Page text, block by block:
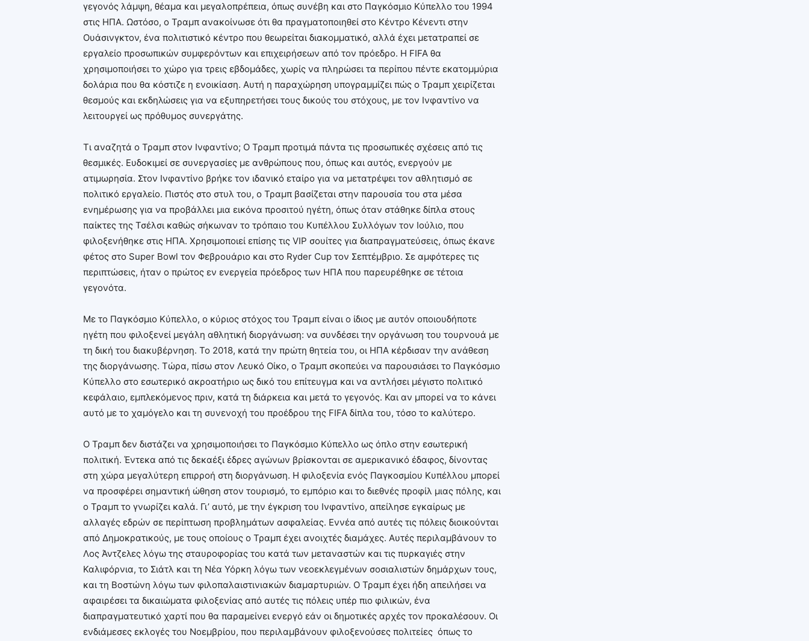
γεγονός λάμψη, θέαμα και μεγαλοπρέπεια, όπως συνέβη και στο Παγκόσμιο Κύπελλο του 1994
στις ΗΠΑ. Ωστόσο, ο Τραμπ ανακοίνωσε ότι θα πραγματοποιηθεί στο Κέντρο Κένεντι στην
Ουάσινγκτον, ένα πολιτιστικό κέντρο που θεωρείται διακομματικό, αλλά έχει μετατραπεί σε
εργαλείο προσωπικών συμφερόντων και επιχειρήσεων από τον πρόεδρο. Η FIFA θα
χρησιμοποιήσει το χώρο για τρεις εβδομάδες, χωρίς να πληρώσει τα περίπου πέντε εκατομμύρια
δολάρια που θα κόστιζε η ενοικίαση. Αυτή η παραχώρηση υπογραμμίζει πώς ο Τραμπ χειρίζεται
θεσμούς και εκδηλώσεις για να εξυπηρετήσει τους δικούς του στόχους, με τον Ινφαντίνο να
λειτουργεί ως πρόθυμος συνεργάτης.
Τι αναζητά ο Τραμπ στον Ινφαντίνο; Ο Τραμπ προτιμά πάντα τις προσωπικές σχέσεις από τις
θεσμικές. Ευδοκιμεί σε συνεργασίες με ανθρώπους που, όπως και αυτός, ενεργούν με
ατιμωρησία. Στον Ινφαντίνο βρήκε τον ιδανικό εταίρο για να μετατρέψει τον αθλητισμό σε
πολιτικό εργαλείο. Πιστός στο στυλ του, ο Τραμπ βασίζεται στην παρουσία του στα μέσα
ενημέρωσης για να προβάλλει μια εικόνα προσιτού ηγέτη, όπως όταν στάθηκε δίπλα στους
παίκτες της Τσέλσι καθώς σήκωναν το τρόπαιο του Κυπέλλου Συλλόγων τον Ιούλιο, που
φιλοξενήθηκε στις ΗΠΑ. Χρησιμοποιεί επίσης τις VIP σουίτες για διαπραγματεύσεις, όπως έκανε
φέτος στο Super Bowl τον Φεβρουάριο και στο Ryder Cup τον Σεπτέμβριο. Σε αμφότερες τις
περιπτώσεις, ήταν ο πρώτος εν ενεργεία πρόεδρος των ΗΠΑ που παρευρέθηκε σε τέτοια
γεγονότα.
Με το Παγκόσμιο Κύπελλο, ο κύριος στόχος του Τραμπ είναι ο ίδιος με αυτόν οποιουδήποτε
ηγέτη που φιλοξενεί μεγάλη αθλητική διοργάνωση: να συνδέσει την οργάνωση του τουρνουά με
τη δική του διακυβέρνηση. Το 2018, κατά την πρώτη θητεία του, οι ΗΠΑ κέρδισαν την ανάθεση
της διοργάνωσης. Τώρα, πίσω στον Λευκό Οίκο, ο Τραμπ σκοπεύει να παρουσιάσει το Παγκόσμιο
Κύπελλο στο εσωτερικό ακροατήριο ως δικό του επίτευγμα και να αντλήσει μέγιστο πολιτικό
κεφάλαιο, εμπλεκόμενος πριν, κατά τη διάρκεια και μετά το γεγονός. Και αν μπορεί να το κάνει
αυτό με το χαμόγελο και τη συνενοχή του προέδρου της FIFA δίπλα του, τόσο το καλύτερο.
Ο Τραμπ δεν διστάζει να χρησιμοποιήσει το Παγκόσμιο Κύπελλο ως όπλο στην εσωτερική
πολιτική. Έντεκα από τις δεκαέξι έδρες αγώνων βρίσκονται σε αμερικανικό έδαφος, δίνοντας
στη χώρα μεγαλύτερη επιρροή στη διοργάνωση. Η φιλοξενία ενός Παγκοσμίου Κυπέλλου μπορεί
να προσφέρει σημαντική ώθηση στον τουρισμό, το εμπόριο και το διεθνές προφίλ μιας πόλης, και
ο Τραμπ το γνωρίζει καλά. Γι’ αυτό, με την έγκριση του Ινφαντίνο, απείλησε εγκαίρως με
αλλαγές εδρών σε περίπτωση προβλημάτων ασφαλείας. Εννέα από αυτές τις πόλεις διοικούνται
από Δημοκρατικούς, με τους οποίους ο Τραμπ έχει ανοιχτές διαμάχες. Αυτές περιλαμβάνουν το
Λος Άντζελες λόγω της σταυροφορίας του κατά των μεταναστών και τις πυρκαγιές στην
Καλιφόρνια, το Σιάτλ και τη Νέα Υόρκη λόγω των νεοεκλεγμένων σοσιαλιστών δημάρχων τους,
και τη Βοστώνη λόγω των φιλοπαλαιστινιακών διαμαρτυριών. Ο Τραμπ έχει ήδη απειλήσει να
αφαιρέσει τα δικαιώματα φιλοξενίας από αυτές τις πόλεις υπέρ πιο φιλικών, ένα
διαπραγματευτικό χαρτί που θα παραμείνει ενεργό εάν οι δημοτικές αρχές τον προκαλέσουν. Οι
ενδιάμεσες εκλογές του Νοεμβρίου, που περιλαμβάνουν φιλοξενούσες πολιτείες όπως το